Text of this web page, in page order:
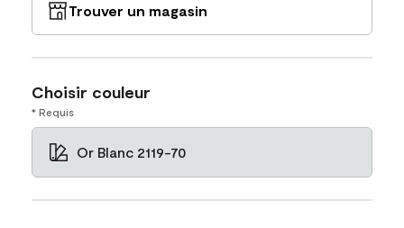
Trouver un magasin
Choisir couleur
* Requis
Or Blanc 2119-70